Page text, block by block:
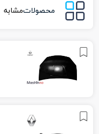
محصولاتمشابه